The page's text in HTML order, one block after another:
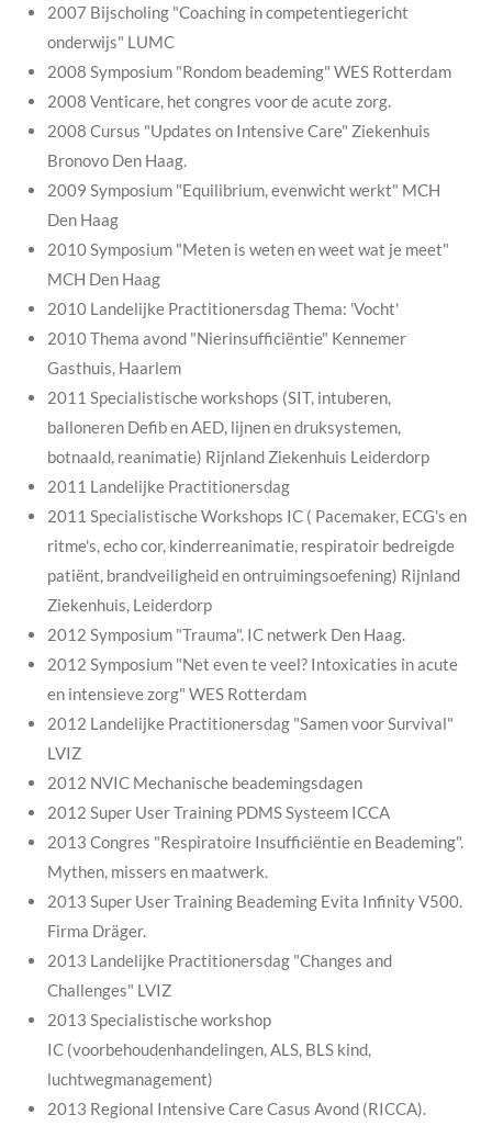
2007 Bijscholing "Coaching in competentiegericht
onderwijs" LUMC
2008 Symposium "Rondom beademing" WES Rotterdam
2008 Venticare, het congres voor de acute zorg.
2008 Cursus "Updates on Intensive Care" Ziekenhuis
Bronovo Den Haag.
2009 Symposium "Equilibrium, evenwicht werkt" MCH
Den Haag
2010 Symposium "Meten is weten en weet wat je meet"
MCH Den Haag
2010 Landelijke Practitionersdag Thema: 'Vocht'
2010 Thema avond "Nierinsufficiëntie" Kennemer
Gasthuis, Haarlem
2011 Specialistische workshops (SIT, intuberen,
balloneren Defib en AED, lijnen en druksystemen,
botnaald, reanimatie) Rijnland Ziekenhuis Leiderdorp
2011 Landelijke Practitionersdag
2011 Specialistische Workshops IC ( Pacemaker, ECG's en
ritme's, echo cor, kinderreanimatie, respiratoir bedreigde
patiënt, brandveiligheid en ontruimingsoefening) Rijnland
Ziekenhuis, Leiderdorp
2012 Symposium "Trauma". IC netwerk Den Haag.
2012 Symposium "Net even te veel? Intoxicaties in acute
en intensieve zorg" WES Rotterdam
2012 Landelijke Practitionersdag "Samen voor Survival"
LVIZ
2012 NVIC Mechanische beademingsdagen
2012 Super User Training PDMS Systeem ICCA
2013 Congres "Respiratoire Insufficiëntie en Beademing".
Mythen, missers en maatwerk.
2013 Super User Training Beademing Evita Infinity V500.
Firma Dräger.
2013 Landelijke Practitionersdag "Changes and
Challenges" LVIZ
2013 Specialistische workshop
IC (voorbehoudenhandelingen, ALS, BLS kind,
luchtwegmanagement)
2013 Regional Intensive Care Casus Avond (RICCA).